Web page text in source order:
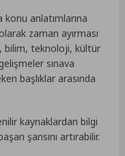
konu anlatımlarına
zaman ayırması
bilim, teknoloji, kültür
sınava
başlıklar arasında
kaynaklardan bilgi
şansını artırabilir.